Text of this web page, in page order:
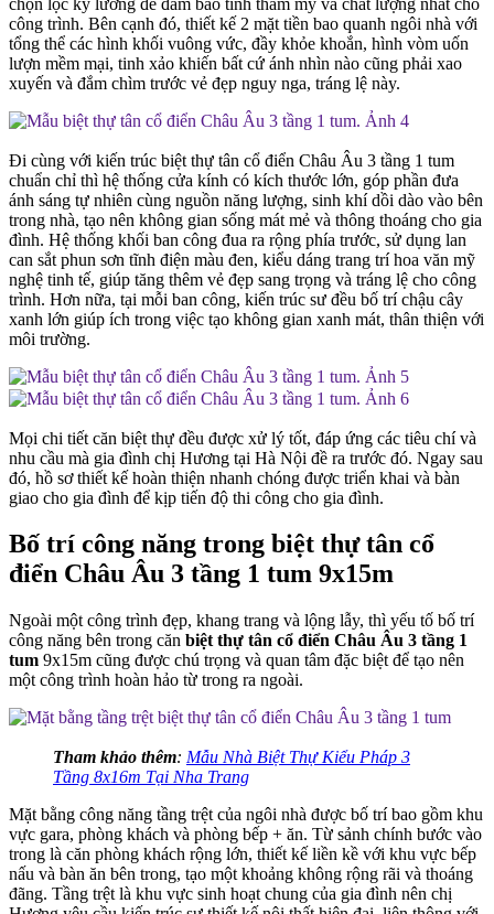
công trình. Bên cạnh đó, thiết kế 2 mặt tiền bao quanh ngôi nhà với
tổng thể các hình khối vuông vức, đầy khỏe khoắn, hình vòm uốn
lượn mềm mại, tinh xảo khiến bất cứ ánh nhìn nào cũng phải xao
xuyến và đắm chìm trước vẻ đẹp nguy nga, tráng lệ này.
Đi cùng với kiến trúc biệt thự tân cổ điển Châu Âu 3 tầng 1 tum
chuẩn chỉ thì hệ thống cửa kính có kích thước lớn, góp phần đưa
ánh sáng tự nhiên cùng nguồn năng lượng, sinh khí dồi dào vào bên
trong nhà, tạo nên không gian sống mát mẻ và thông thoáng cho gia
đình. Hệ thống khối ban công đua ra rộng phía trước, sử dụng lan
can sắt phun sơn tĩnh điện màu đen, kiểu dáng trang trí hoa văn mỹ
nghệ tinh tế, giúp tăng thêm vẻ đẹp sang trọng và tráng lệ cho công
trình. Hơn nữa, tại mỗi ban công, kiến trúc sư đều bố trí chậu cây
xanh lớn giúp ích trong việc tạo không gian xanh mát, thân thiện với
môi trường.
Mọi chi tiết căn biệt thự đều được xử lý tốt, đáp ứng các tiêu chí và
nhu cầu mà gia đình chị Hương tại Hà Nội đề ra trước đó. Ngay sau
đó, hồ sơ thiết kế hoàn thiện nhanh chóng được triển khai và bàn
giao cho gia đình để kịp tiến độ thi công cho gia đình.
Bố trí công năng trong biệt thự tân cổ
điển Châu Âu 3 tầng 1 tum 9x15m
Ngoài một công trình đẹp, khang trang và lộng lẫy, thì yếu tố bố trí
công năng bên trong căn biệt thự tân cổ điển Châu Âu 3 tầng 1
tum 9x15m cũng được chú trọng và quan tâm đặc biệt để tạo nên
một công trình hoàn hảo từ trong ra ngoài.
Tham khảo thêm: Mẫu Nhà Biệt Thự Kiểu Pháp 3
Tầng 8x16m Tại Nha Trang
Mặt bằng công năng tầng trệt của ngôi nhà được bố trí bao gồm khu
vực gara, phòng khách và phòng bếp + ăn. Từ sảnh chính bước vào
trong là căn phòng khách rộng lớn, thiết kế liền kề với khu vực bếp
nấu và bàn ăn bên trong, tạo một khoảng không rộng rãi và thoáng
đãng. Tầng trệt là khu vực sinh hoạt chung của gia đình nên chị